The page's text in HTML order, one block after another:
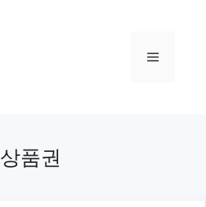
메
품권